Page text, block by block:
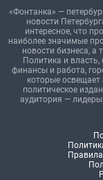
«Фонтанка» —
новости
интересное, что
наиболее значимые
новости бизнеса, а
Политика и
финансы и работа,
которые освещает
политическое
аудитория — лидеры